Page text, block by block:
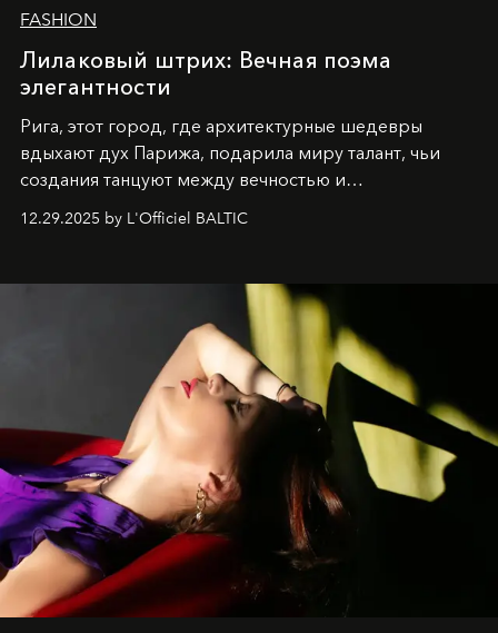
FASHION
Лилаковый штрих: Вечная поэма
элегантности
Рига, этот город, где архитектурные шедевры
вдыхают дух Парижа, подарила миру талант, чьи
создания танцуют между вечностью и
современностью.
12.29.2025 by L'Officiel BALTIC